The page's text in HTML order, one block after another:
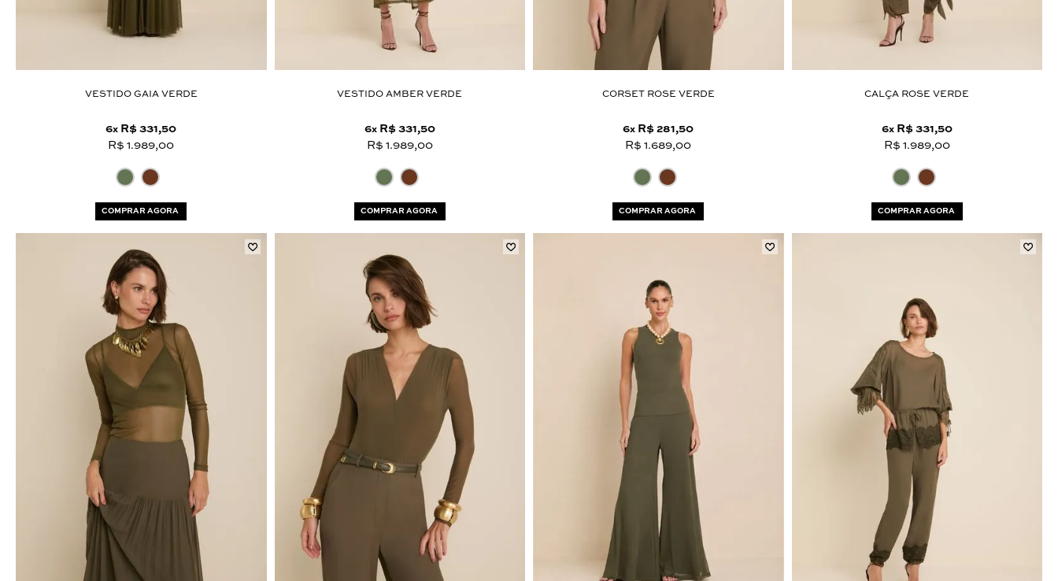
VESTIDO GAIA VERDE
6x R$ 331,50
R$ 1.989,00
COMPRAR AGORA
VESTIDO AMBER VERDE
6x R$ 331,50
R$ 1.989,00
COMPRAR AGORA
CORSET ROSE VERDE
6x R$ 281,50
R$ 1.689,00
COMPRAR AGORA
CALÇA ROSE VERDE
6x R$ 331,50
R$ 1.989,00
COMPRAR AGORA